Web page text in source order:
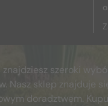
znajdziesz szeroki
Nasz sklep znajduje
doradztwem.